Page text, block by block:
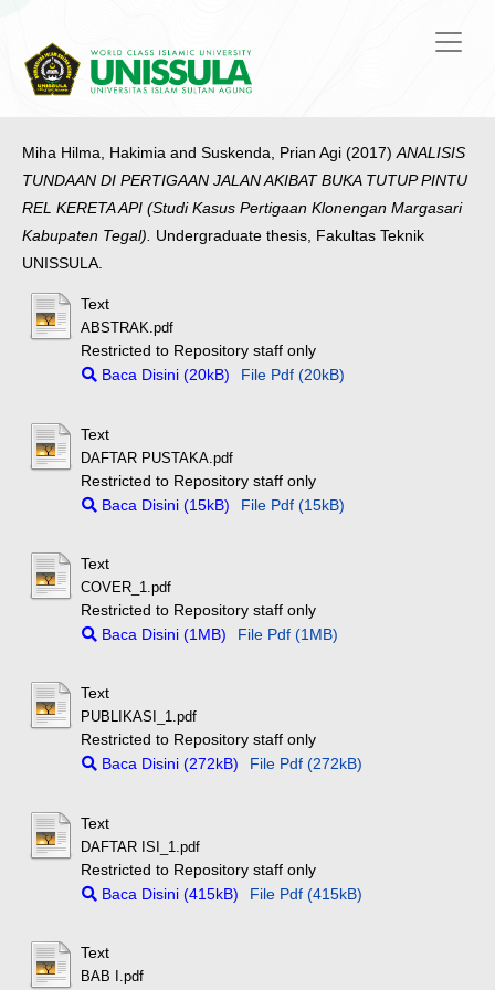
Miha Hilma, Hakimia and Suskenda, Prian Agi (2017)ANALISIS
TUNDAAN DI PERTIGAAN JALAN AKIBAT BUKA TUTUP PINTU
REL KERETA API (Studi Kasus Pertigaan Klonengan Margasari
Kabupaten Tegal). Undergraduate thesis, Fakultas Teknik
UNISSULA.
Text
ABSTRAK.pdf
Restricted to Repository staff only
Baca Disini (20kB)
File Pdf (20kB)
Text
DAFTAR PUSTAKA.pdf
Restricted to Repository staff only
Baca Disini (15kB)
File Pdf (15kB)
Text
COVER_1.pdf
Restricted to Repository staff only
Baca Disini (1MB)
File Pdf (1MB)
Text
PUBLIKASI_1.pdf
Restricted to Repository staff only
Baca Disini (272kB)
File Pdf (272kB)
Text
DAFTAR ISI_1.pdf
Restricted to Repository staff only
Baca Disini (415kB)
File Pdf (415kB)
Text
BAB I.pdf